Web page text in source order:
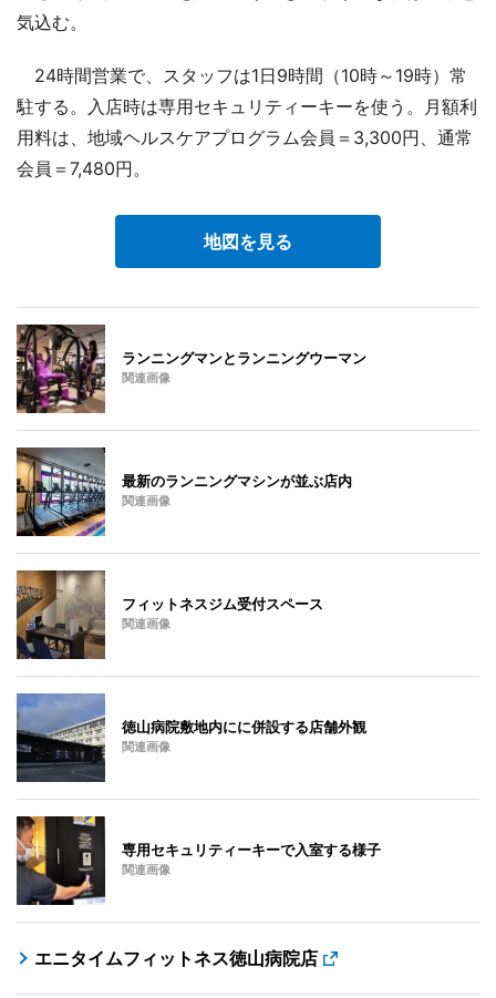
気込む。
24時間営業で、スタッフは1日9時間（10時～19時）常
駐する。入店時は専用セキュリティーキーを使う。月額利
用料は、地域ヘルスケアプログラム会員＝3,300円、通常
会員＝7,480円。
地図を見る
ランニングマンとランニングウーマン
関連画像
最新のランニングマシンが並ぶ店内
関連画像
フィットネスジム受付スペース
関連画像
徳山病院敷地内にに併設する店舗外観
関連画像
専用セキュリティーキーで入室する様子
関連画像
エニタイムフィットネス徳山病院店